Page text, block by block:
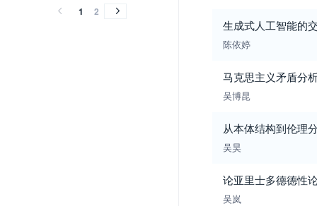
1 2
生成式人工智能的
陈依婷
马克思主义矛盾分
吴博昆
从本体结构到伦理
吴昊
论亚里士多德德性
吴岚